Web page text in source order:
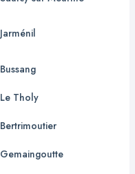
Jarménil
Bussang
Le Tholy
Bertrimoutier
Gemaingoutte